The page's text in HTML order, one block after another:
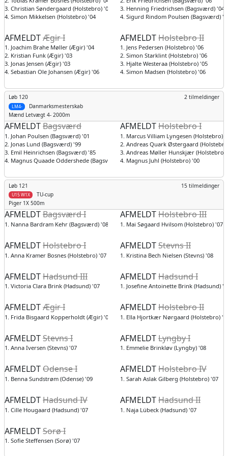
3. Christian Søndergaard (Holstebro) '04
4. Simon Mikkelsen (Holstebro) '04
3. Henning Friedrichsen (Bagsværd) '04
4. Sigurd Rindom Poulsen (Bagsværd)
AFMELDTÆgir I
1. Joachim Brahe Møller (Ægir) '04
2. Kristian Funk (Ægir) '03
3. Jonas Jensen (Ægir) '03
4. Sebastian Ole Johansen (Ægir) '06
AFMELDTHolstebro II
1. Jens Pedersen (Holstebro) '06
2. Simon Starklint (Holstebro) '06
3. Hjalte Westeraa (Holstebro) '05
4. Simon Madsen (Holstebro) '06
Løb 120
Danmarksmesterskab
2 tilmeldinger
LM4-
Mænd Letvægt 4- 2000m
AFMELDTBagsværd
1. Johan Poulsen (Bagsværd) '01
2. Jonas Lund (Bagsværd) '99
3. Emil Heinrichsen (Bagsværd) '85
4. Magnus Quaade Oddershede (Bagsværd) '00
AFMELDTHolstebro I
1. Marcus Villiam Lyngesen (Holstebro)
2. Andreas Quark Østergaard
3. Andreas Møller Hunskjær (Holstebro)
4. Magnus Juhl (Holstebro) '00
Løb 121
TU-cup
15 tilmeldinger
U15 W1X
Piger 1X 500m
AFMELDTBagsværd I
1. Nanna Bardram Kehr (Bagsværd) '08
AFMELDTHolstebro III
1. Mai Søgaard Hvilsom (Holstebro) '07
AFMELDTHolstebro I
1. Anna Kramer Bosnes (Holstebro) '07
AFMELDTStevns II
1. Kristina Bech Nielsen (Stevns) '08
AFMELDTHadsund III
1. Victoria Clara Brink (Hadsund) '07
AFMELDTHadsund I
1. Josefine Antoinette Brink (Hadsund)
AFMELDTÆgir I
1. Frida Bisgaard Kopperholdt (Ægir) '07
AFMELDTHolstebro II
1. Ella Hjortkær Nørgaard (Holstebro)
AFMELDTStevns I
1. Anna Iversen (Stevns) '07
AFMELDTLyngby I
1. Emmelie Brinkløv (Lyngby) '08
AFMELDTOdense I
1. Benna Sundstrøm (Odense) '09
AFMELDTHolstebro IV
1. Sarah Aslak Gilberg (Holstebro) '07
AFMELDTHadsund IV
1. Cille Hougaard (Hadsund) '07
AFMELDTHadsund II
1. Naja Lübeck (Hadsund) '07
AFMELDTSorø I
1. Sofie Steffensen (Sorø) '07